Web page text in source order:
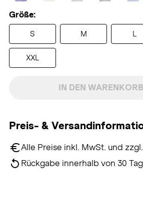
Größe:
S M
XXL
IN DEN WARENKORB
Preis- &
Alle Preise inkl. MwSt. und zzgl.
Rückgabe innerhalb von 30